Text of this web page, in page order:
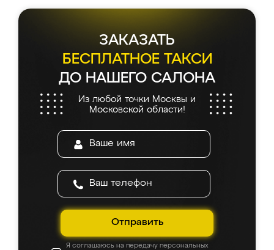
ЗАКАЗАТЬ
БЕСПЛАТНОЕ ТАКСИ
ДО НАШЕГО САЛОНА
Из любой точки Москвы и
Московской области!
Отправить
Я соглашаюсь на передачу персональных